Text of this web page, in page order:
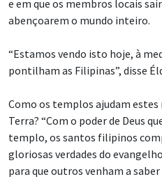
e em que os membros locais
abençoarem o mundo inteiro.
“Estamos vendo isto hoje, à
pontilham as Filipinas”, disse
Como os templos ajudam
Terra? “Com o poder de Deus
templo, os santos filipinos
gloriosas verdades do
para que outros venham a saber